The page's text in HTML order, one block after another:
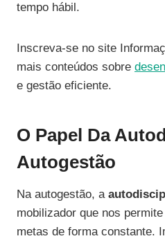
tempo hábil.
Inscreva-se no site
mais conteúdos sobre
e gestão eficiente.
O Papel Da
Autogestão
Na autogestão, a
mobilizador que nos
metas de forma constante.